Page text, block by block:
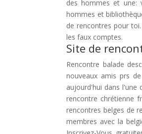
des hommes et une:
hommes et
de rencontres pour
les faux comptes.
Site de
Rencontre balade
nouveaux amis prs
aujourd'hui dans l'une
rencontre chrétienne
rencontres belges de
membres avec la